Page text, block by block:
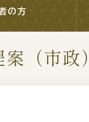
新着情報一覧
の方
提案